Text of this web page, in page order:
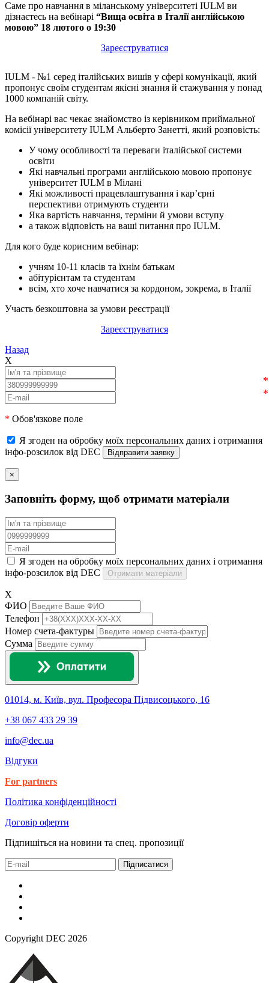
Саме про навчання в міланському університеті IULM ви
дізнаєтесь на вебінарі “Вища освіта в Італії англійською
мовою” 18 лютого о 19:30
Зареєструватися
IULM - №1 серед італійських вишів у сфері комунікації, який
пропонує своїм студентам якісні знання й стажування у понад
1000 компаній світу.
На вебінарі вас чекає знайомство із керівником приймальної
комісії університету IULM Альберто Занетті, який розповість:
У чому особливості та переваги італійської системи
освіти
Які навчальні програми англійською мовою пропонує
університет IULM в Мілані
Які можливості працевлаштування і кар’єрні
перспективи отримують студенти
Яка вартість навчання, терміни й умови вступу
а також відповість на ваші питання про IULM.
Для кого буде корисним вебінар:
учням 10-11 класів та їхнім батькам
абітурієнтам та студентам
всім, хто хоче навчатися за кордоном, зокрема, в Італії
Участь безкоштовна за умови реєстрації
Зареєструватися
Назад
X
* Обов'язкове поле
Я згоден на обробку моїх персональних даних і отримання
інфо-розсилок від DEC
×
Заповніть форму, щоб отримати матеріали
Я згоден на обробку моїх персональних даних і отримання
інфо-розсилок від DEC
Отримати матеріали
X
ФИО
Телефон
Номер счета-фактуры
Сумма
01014, м. Київ, вул. Професора Підвисоцького, 16
+38 067 433 29 39
info@dec.ua
Відгуки
For partners
Політика конфіденційності
Договір оферти
Підпишіться на новини та спец. пропозиції
Підписатися
Copyright DEC 2026